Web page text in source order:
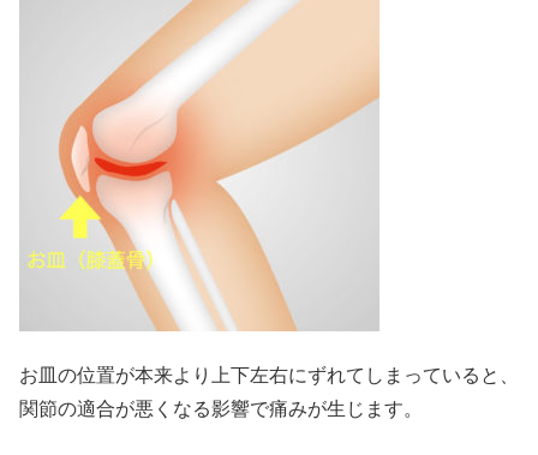
お皿の位置が本来より上下左右にずれてしまっていると、
関節の適合が悪くなる影響で痛みが生じます。